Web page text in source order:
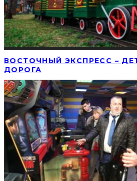
ВОСТОЧНЫЙ ЭКСПРЕСС –
ДОРОГА